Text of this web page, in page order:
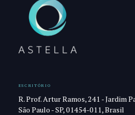
ESCRITÓRIO
R. Prof. Artur Ramos, 241 - Jardim
São Paulo - SP, 01454-011, Brasil